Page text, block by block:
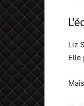
Liz
Elle